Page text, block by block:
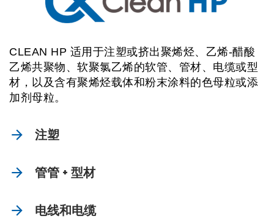
CLEAN HP 适用于注塑或挤出聚烯烃、乙烯-醋酸
乙烯共聚物、软聚氯乙烯的软管、管材、电缆或型
材，以及含有聚烯烃载体和粉末涂料的色母粒或添
加剂母粒。
注塑
管管 + 型材
电线和电缆